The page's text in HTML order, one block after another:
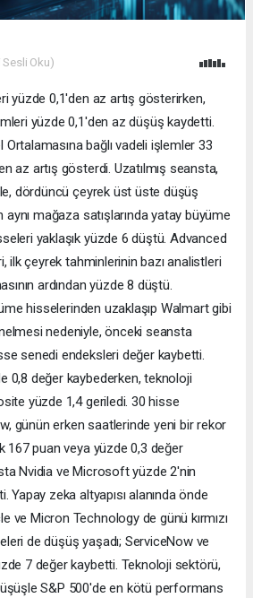
Sesli Oku)
yüzde 0,1'den az artış gösterirken,
yüzde 0,1'den az düşüş kaydetti.
bağlı vadeli işlemler 33
az artış gösterdi. Uzatılmış seansta,
dördüncü çeyrek üst üste düşüş
mağaza satışlarında yatay büyüme
yaklaşık yüzde 6 düştü. Advanced
ilk çeyrek tahminlerinin bazı analistleri
ardından yüzde 8 düştü.
hisselerinden uzaklaşıp Walmart gibi
nedeniyle, önceki seansta
senedi endeksleri değer kaybetti.
0,8 değer kaybederken, teknoloji
yüzde 1,4 geriledi. 30 hisse
günün erken saatlerinde yeni bir rekor
167 puan veya yüzde 0,3 değer
Nvidia ve Microsoft yüzde 2'nin
Yapay zeka altyapısı alanında önde
ve Micron Technology de günü kırmızı
de düşüş yaşadı; ServiceNow ve
7 değer kaybetti. Teknoloji sektörü,
S&P 500'de en kötü performans